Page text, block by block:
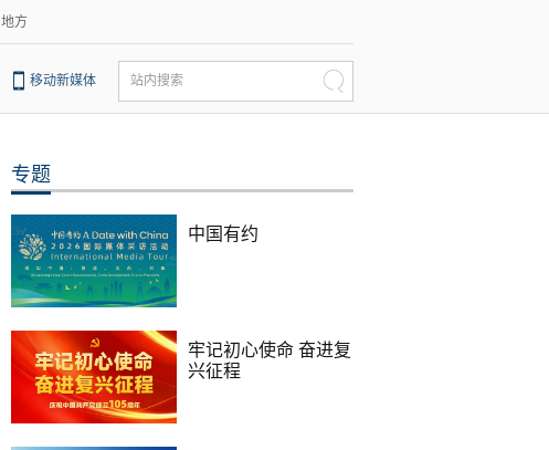
地方
移动新媒体 站内搜索
专题
中国有约
牢记初心使命 奋进复
兴征程